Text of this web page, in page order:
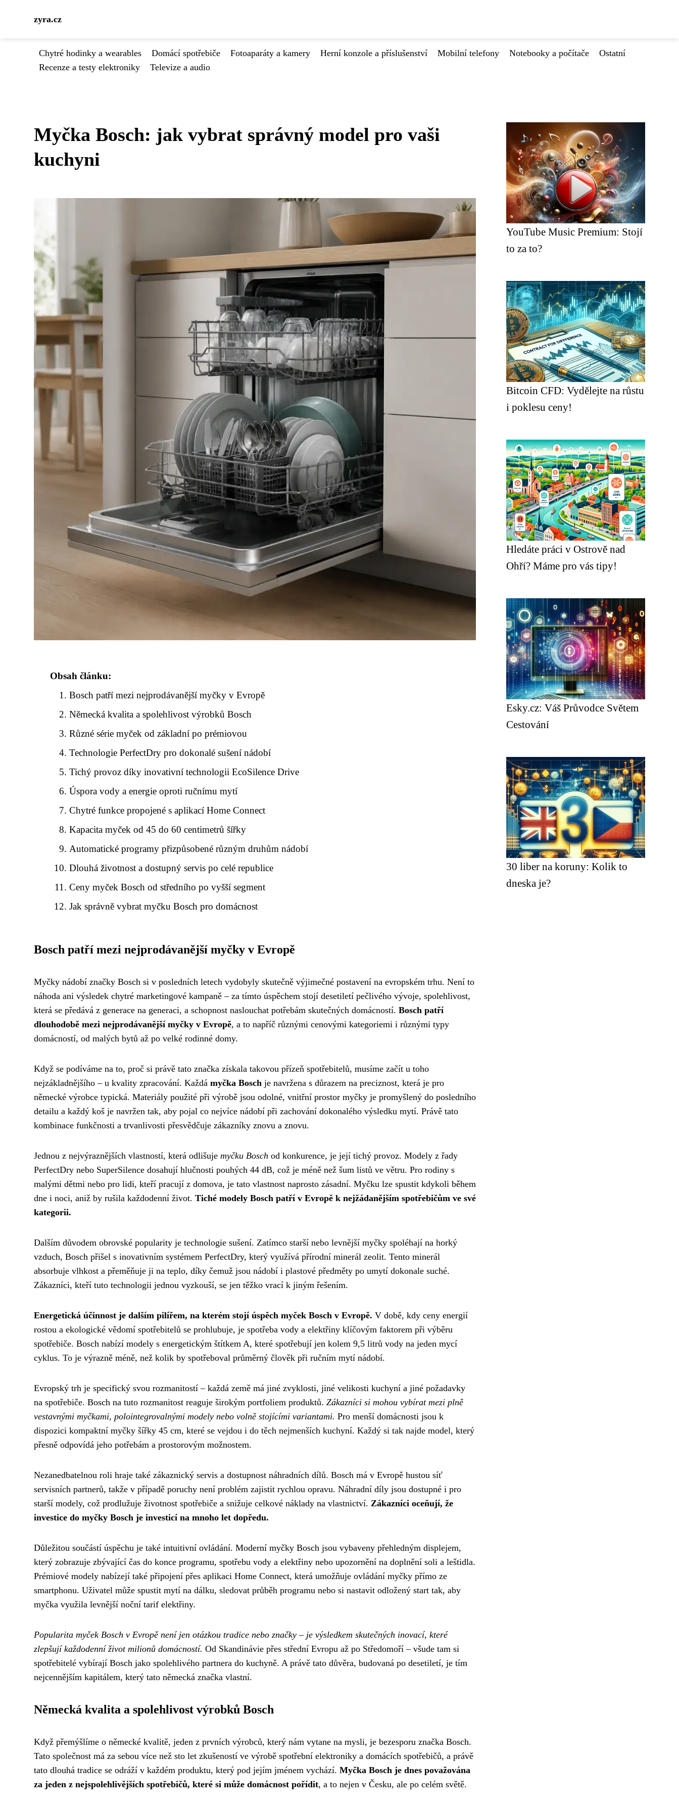
zyra.cz
Chytré hodinky a wearables Domácí spotřebiče Fotoaparáty a kamery Herní konzole a příslušenství Mobilní telefony Notebooky a počítače
Ostatní
Recenze a testy elektroniky
Televize a audio
Myčka Bosch: jak vybrat správný model pro vaši
kuchyni
Obsah článku:
Bosch patří mezi nejprodávanější myčky v Evropě
Německá kvalita a spolehlivost výrobků Bosch
Různé série myček od základní po prémiovou
Technologie PerfectDry pro dokonalé sušení nádobí
Tichý provoz díky inovativní technologii EcoSilence Drive
Úspora vody a energie oproti ručnímu mytí
Chytré funkce propojené s aplikací Home Connect
Kapacita myček od 45 do 60 centimetrů šířky
Automatické programy přizpůsobené různým druhům nádobí
Dlouhá životnost a dostupný servis po celé republice
Ceny myček Bosch od středního po vyšší segment
Jak správně vybrat myčku Bosch pro domácnost
Bosch patří mezi nejprodávanější myčky v Evropě
Myčky nádobí značky Bosch si v posledních letech vydobyly skutečně výjimečné postavení na evropském trhu. Není to
náhoda ani výsledek chytré marketingové kampaně – za tímto úspěchem stojí desetiletí pečlivého vývoje, spolehlivost,
která se předává z generace na generaci, a schopnost naslouchat potřebám skutečných domácností. Bosch patří
dlouhodobě mezi nejprodávanější myčky v Evropě, a to napříč různými cenovými kategoriemi i různými typy
domácností, od malých bytů až po velké rodinné domy.
Když se podíváme na to, proč si právě tato značka získala takovou přízeň spotřebitelů, musíme začít u toho
nejzákladnějšího – u kvality zpracování. Každá myčka Bosch je navržena s důrazem na preciznost, která je pro
německé výrobce typická. Materiály použité při výrobě jsou odolné, vnitřní prostor myčky je promyšlený do posledního
detailu a každý koš je navržen tak, aby pojal co nejvíce nádobí při zachování dokonalého výsledku mytí. Právě tato
kombinace funkčnosti a trvanlivosti přesvědčuje zákazníky znovu a znovu.
Jednou z nejvýraznějších vlastností, která odlišuje myčku Bosch od konkurence, je její tichý provoz. Modely z řady
PerfectDry nebo SuperSilence dosahují hlučnosti pouhých 44 dB, což je méně než šum listů ve větru. Pro rodiny s
malými dětmi nebo pro lidi, kteří pracují z domova, je tato vlastnost naprosto zásadní. Myčku lze spustit kdykoli během
dne i noci, aniž by rušila každodenní život. Tiché modely Bosch patří v Evropě k nejžádanějším spotřebičům ve své
kategorii.
Dalším důvodem obrovské popularity je technologie sušení. Zatímco starší nebo levnější myčky spoléhají na horký
vzduch, Bosch přišel s inovativním systémem PerfectDry, který využívá přírodní minerál zeolit. Tento minerál
absorbuje vlhkost a přeměňuje ji na teplo, díky čemuž jsou nádobí i plastové předměty po umytí dokonale suché.
Zákazníci, kteří tuto technologii jednou vyzkouší, se jen těžko vrací k jiným řešením.
Energetická účinnost je dalším pilířem, na kterém stojí úspěch myček Bosch v Evropě. V době, kdy ceny energií
rostou a ekologické vědomí spotřebitelů se prohlubuje, je spotřeba vody a elektřiny klíčovým faktorem při výběru
spotřebiče. Bosch nabízí modely s energetickým štítkem A, které spotřebují jen kolem 9,5 litrů vody na jeden mycí
cyklus. To je výrazně méně, než kolik by spotřeboval průměrný člověk při ručním mytí nádobí.
Evropský trh je specifický svou rozmanitostí – každá země má jiné zvyklosti, jiné velikosti kuchyní a jiné požadavky
na spotřebiče. Bosch na tuto rozmanitost reaguje širokým portfoliem produktů. Zákazníci si mohou vybírat mezi plně
vestavnými myčkami, polointegrovalnými modely nebo volně stojícími variantami. Pro menší domácnosti jsou k
dispozici kompaktní myčky šířky 45 cm, které se vejdou i do těch nejmenších kuchyní. Každý si tak najde model, který
přesně odpovídá jeho potřebám a prostorovým možnostem.
Nezanedbatelnou roli hraje také zákaznický servis a dostupnost náhradních dílů. Bosch má v Evropě hustou síť
servisních partnerů, takže v případě poruchy není problém zajistit rychlou opravu. Náhradní díly jsou dostupné i pro
starší modely, což prodlužuje životnost spotřebiče a snižuje celkové náklady na vlastnictví. Zákazníci oceňují, že
investice do myčky Bosch je investicí na mnoho let dopředu.
Důležitou součástí úspěchu je také intuitivní ovládání. Moderní myčky Bosch jsou vybaveny přehledným displejem,
který zobrazuje zbývající čas do konce programu, spotřebu vody a elektřiny nebo upozornění na doplnění soli a leštidla.
Prémiové modely nabízejí také připojení přes aplikaci Home Connect, která umožňuje ovládání myčky přímo ze
smartphonu. Uživatel může spustit mytí na dálku, sledovat průběh programu nebo si nastavit odložený start tak, aby
myčka využila levnější noční tarif elektřiny.
Popularita myček Bosch v Evropě není jen otázkou tradice nebo značky – je výsledkem skutečných inovací, které
zlepšují každodenní život milionů domácností. Od Skandinávie přes střední Evropu až po Středomoří – všude tam si
spotřebitelé vybírají Bosch jako spolehlivého partnera do kuchyně. A právě tato důvěra, budovaná po desetiletí, je tím
nejcennějším kapitálem, který tato německá značka vlastní.
Německá kvalita a spolehlivost výrobků Bosch
Když přemýšlíme o německé kvalitě, jeden z prvních výrobců, který nám vytane na mysli, je bezesporu značka Bosch.
Tato společnost má za sebou více než sto let zkušeností ve výrobě spotřební elektroniky a domácích spotřebičů, a právě
tato dlouhá tradice se odráží v každém produktu, který pod jejím jménem vychází. Myčka Bosch je dnes považována
za jeden z nejspolehlivějších spotřebičů, které si může domácnost pořídit, a to nejen v Česku, ale po celém světě.
YouTube Music Premium: Stojí
to za to?
Bitcoin CFD: Vydělejte na růstu
i poklesu ceny!
Hledáte práci v Ostrově nad
Ohří? Máme pro vás tipy!
Esky.cz: Váš Průvodce Světem
Cestování
30 liber na koruny: Kolik to
dneska je?